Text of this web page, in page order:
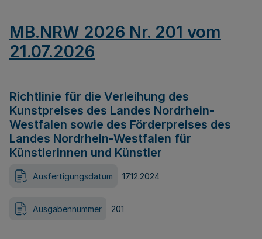
MB.NRW 2026 Nr. 201 vom
21.07.2026
Richtlinie für die Verleihung des
Kunstpreises des Landes Nordrhein-
Westfalen sowie des Förderpreises des
Landes Nordrhein-Westfalen für
Künstlerinnen und Künstler
Ausfertigungsdatum 17.12.2024
Ausgabennummer 201